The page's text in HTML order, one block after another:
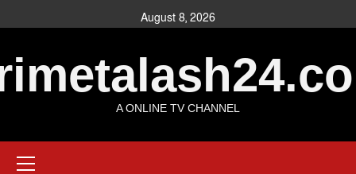
to
August 8, 2026
A ONLINE TV CHANNEL
Menu